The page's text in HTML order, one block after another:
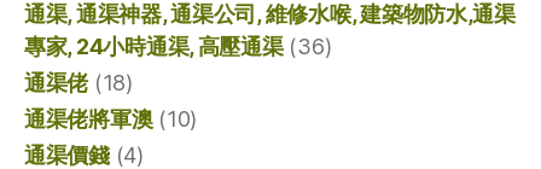
通渠, 通渠神器, 通渠公司, 維修水喉, 建築物防水,通渠
專家, 24小時通渠, 高壓通渠(36)
通渠佬(18)
通渠佬將軍澳(10)
通渠價錢(4)